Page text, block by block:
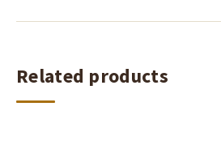
Related products